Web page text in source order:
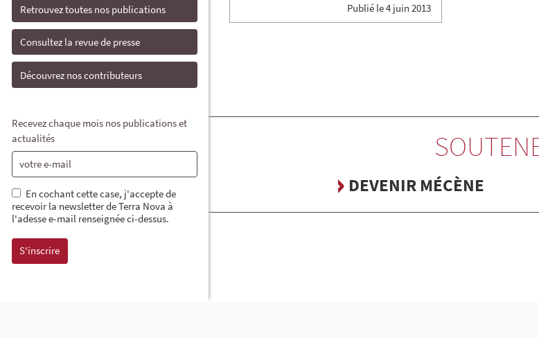
Retrouvez toutes nos publications
Consultez la revue de presse
Découvrez nos contributeurs
Recevez chaque mois nos publications et
actualités
En cochant cette case, j'accepte de
recevoir la newsletter de Terra Nova à
l'adesse e-mail renseignée ci-dessus.
Publié le4 juin 2013
DEVENIR MÉCÈNE